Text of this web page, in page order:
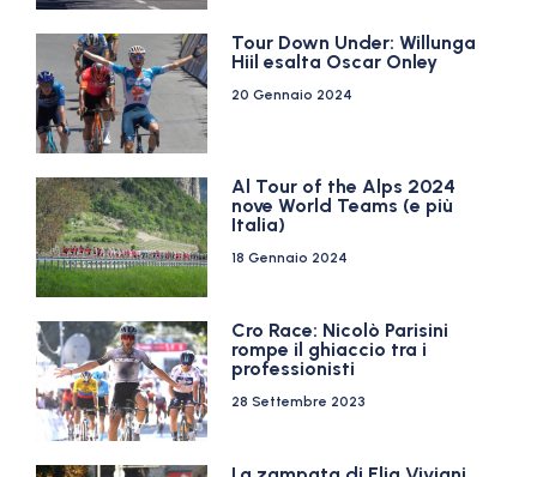
Tour Down Under: Willunga
Hiil esalta Oscar Onley
20 Gennaio 2024
Al Tour of the Alps 2024
nove World Teams (e più
Italia)
18 Gennaio 2024
Cro Race: Nicolò Parisini
rompe il ghiaccio tra i
professionisti
28 Settembre 2023